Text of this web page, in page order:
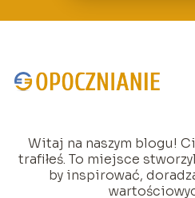
Witaj na naszym blogu!
trafiłeś. To miejsce
by inspirować,